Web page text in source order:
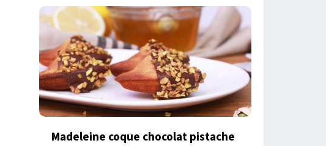
Madeleine coque chocolat pistache